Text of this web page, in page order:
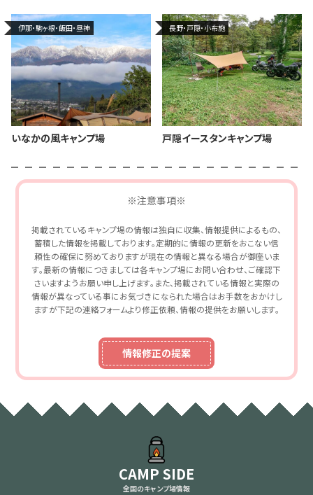
伊那・駒ヶ根・飯田・昼神
いなかの風キャンプ場
長野・戸隠・小布施
戸隠イースタンキャンプ場
※注意事項※
掲載されているキャンプ場の情報は独自に収集、情報提供によるもの、
蓄積した情報を掲載しております。定期的に情報の更新をおこない信
頼性の確保に努めておりますが現在の情報と異なる場合が御座いま
す。最新の情報につきましては各キャンプ場にお問い合わせ、ご確認下
さいますようお願い申し上げます。また、掲載されている情報と実際の
情報が異なっている事にお気づきになられた場合はお手数をおかけし
ますが下記の連絡フォームより修正依頼、情報の提供をお願いします。
情報修正の提案
CAMP SIDE
全国のキャンプ場情報